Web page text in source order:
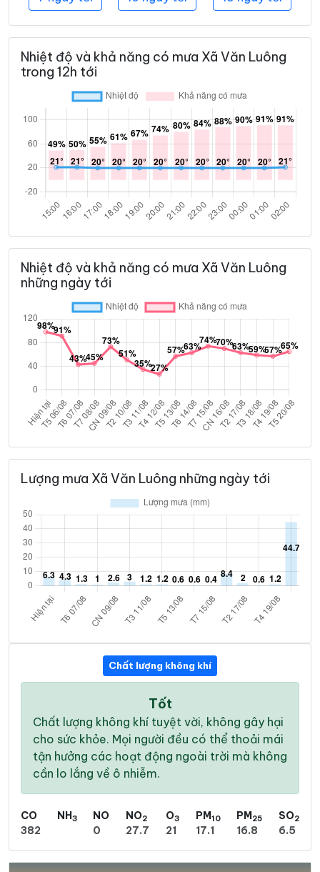
Nhiệt độ và khả năng có mưa Xã Văn Luông
trong 12h tới
Nhiệt độ và khả năng có mưa Xã Văn Luông
những ngày tới
Lượng mưa Xã Văn Luông những ngày tới
Chất lượng không khí
Tốt
Chất lượng không khí tuyệt vời, không gây hại
cho sức khỏe. Mọi người đều có thể thoải mái
tận hưởng các hoạt động ngoài trời mà không
cần lo lắng về ô nhiễm.
CO
382
NH3
NO
0
NO2
27.7
O3
21
PM10
17.1
PM25
16.8
SO2
6.5